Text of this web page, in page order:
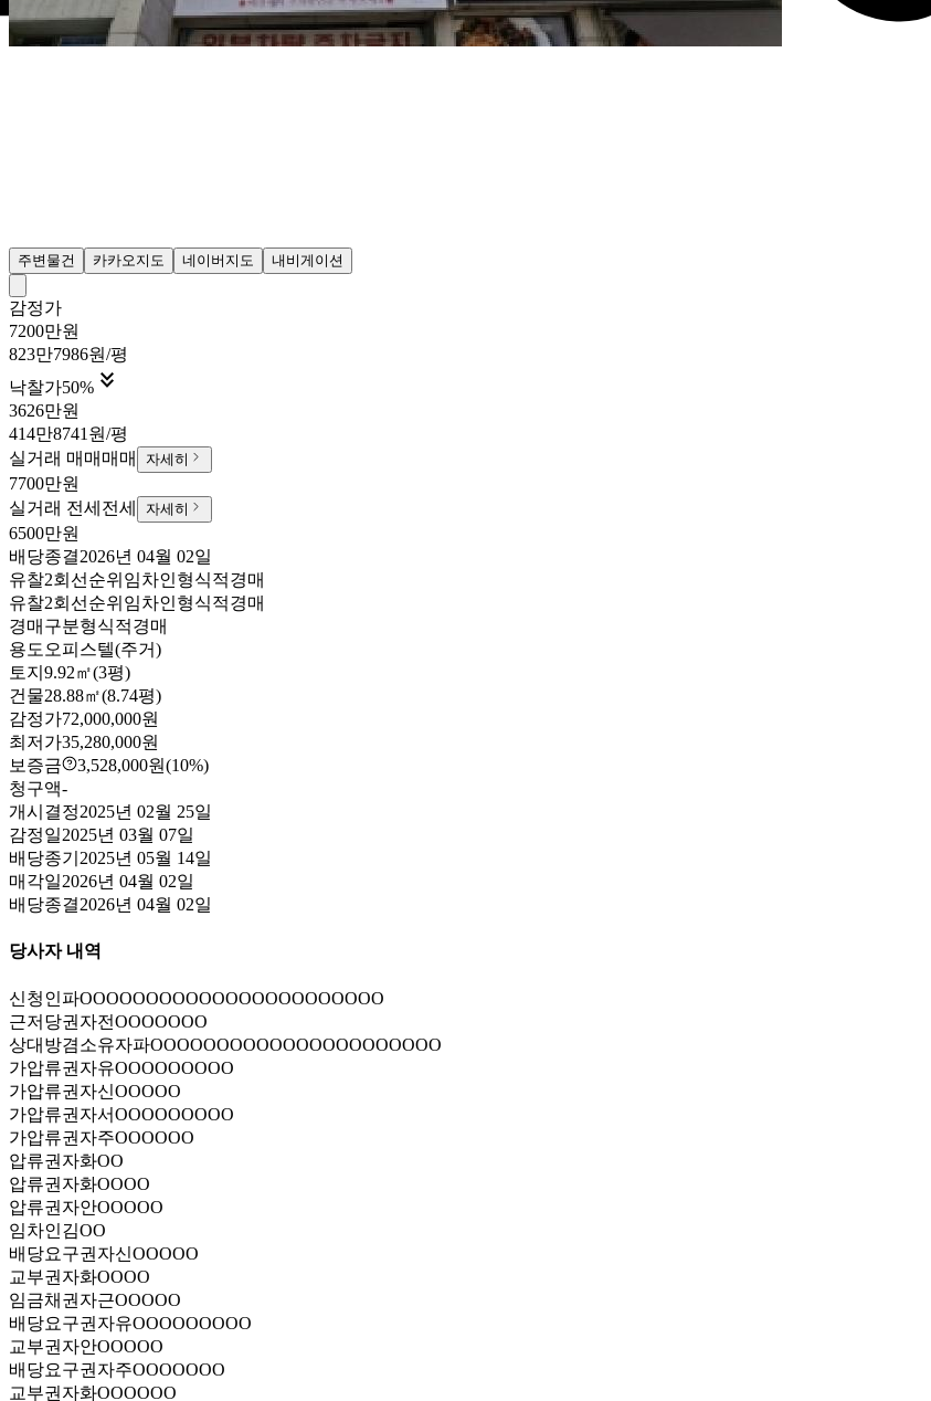
주변물건 카카오지도 네이버지도 내비게이션
감정가
7200만원
823만7986원/평
낙찰가50% 
3626만원
414만8741원/평
실거래 매매 매매 자세히
7700만원
실거래 전세 전세 자세히
6500만원
배당종결2026년 04월 02일
유찰2회 선순위임차인형식적경매
유찰2회 선순위임차인형식적경매
경매구분형식적경매
용도 오피스텔(주거)
토지 9.92㎡(3평)
건물28.88㎡(8.74평)
감정가72,000,000원
최저가35,280,000원
보증금
3,528,000원(10%)
청구액-
개시결정2025년 02월 25일
감정일2025년 03월 07일
배당종기 2025년 05월 14일
매각일2026년 04월 02일
배당종결2026년 04월 02일
당사자 내역
신청인파OOOOOOOOOOOOOOOOOOOOOOO
근저당권자전OOOOOOO
상대방겸소유자파OOOOOOOOOOOOOOOOOOOOOO
가압류권자유OOOOOOOOO
가압류권자신OOOOO
가압류권자서OOOOOOOOO
가압류권자주OOOOOO
압류권자화OO
압류권자화OOOO
압류권자안OOOOO
임차인김OO
배당요구권자신OOOOO
교부권자화OOOO
임금채권자근OOOOO
배당요구권자유OOOOOOOOO
교부권자안OOOOO
배당요구권자주OOOOOOO
교부권자화OOOOOO